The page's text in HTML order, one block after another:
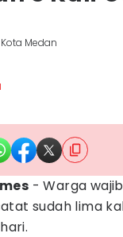
Kota Medan
- Warga
sudah lima